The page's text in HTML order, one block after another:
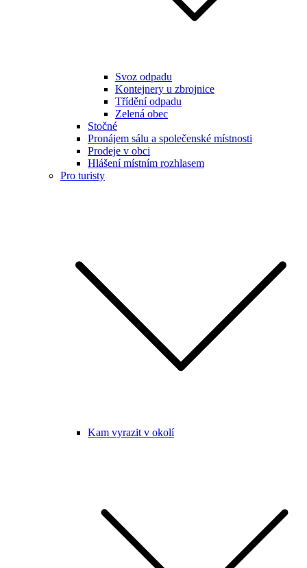
Svoz odpadu
Kontejnery u zbrojnice
Třídění odpadu
Zelená obec
Stočné
Pronájem sálu a společenské místnosti
Prodeje v obci
Hlášení místním rozhlasem
Pro turisty
Kam vyrazit v okolí